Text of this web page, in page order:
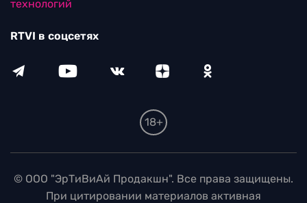
технологий
RTVI в соцсетях
18+
© ООО "ЭрТиВиАй Продакшн". Все права защищены.
При цитировании материалов активная